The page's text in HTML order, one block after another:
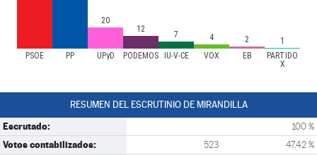
PSOE PP UPyD PODEMOS IU-V-CE VOX EB
PARTIDO
X
20
12
7 4 2 1
RESUMEN DEL ESCRUTINIO DE MIRANDILLA
Escrutado: 100 %
Votos contabilizados: 523 47.42 %